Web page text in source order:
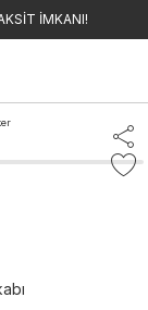
İMKANI!